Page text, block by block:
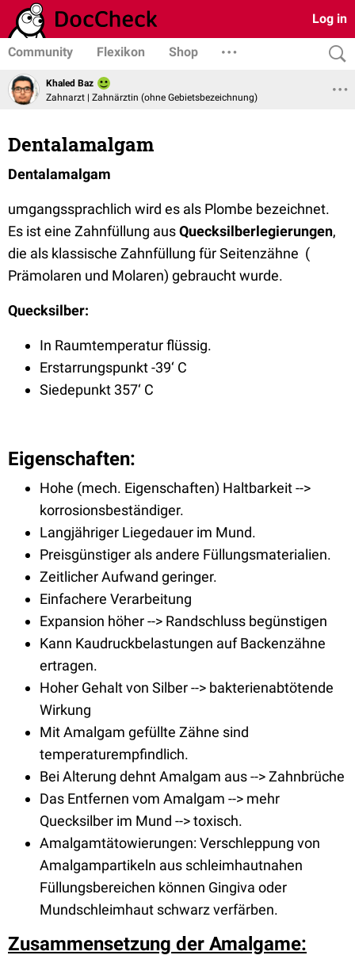
Log in
Community Flexikon Shop
Khaled Baz
Zahnarzt | Zahnärztin (ohne Gebietsbezeichnung)
Dentalamalgam
Dentalamalgam
umgangssprachlich wird es als Plombe bezeichnet.
Es ist eine Zahnfüllung ausQuecksilberlegierungen,
die als klassische Zahnfüllung für Seitenzähne (
Prämolaren und Molaren) gebraucht wurde.
Quecksilber:
In Raumtemperatur flüssig.
Erstarrungspunkt -39‘ C
Siedepunkt 357‘ C
Eigenschaften:
Hohe (mech. Eigenschaften) Haltbarkeit -->
korrosionsbeständiger.
Langjähriger Liegedauer im Mund.
Preisgünstiger als andere Füllungsmaterialien.
Zeitlicher Aufwand geringer.
Einfachere Verarbeitung
Expansion höher --> Randschluss begünstigen
Kann Kaudruckbelastungen auf Backenzähne
ertragen.
Hoher Gehalt von Silber --> bakterienabtötende
Wirkung
Mit Amalgam gefüllte Zähne sind
temperaturempfindlich.
Bei Alterung dehnt Amalgam aus --> Zahnbrüche
Das Entfernen vom Amalgam --> mehr
Quecksilber im Mund --> toxisch.
Amalgamtätowierungen: Verschleppung von
Amalgampartikeln aus schleimhautnahen
Füllungsbereichen können Gingiva oder
Mundschleimhaut schwarz verfärben.
Zusammensetzung der Amalgame: